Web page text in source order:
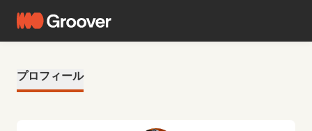
プロフィール